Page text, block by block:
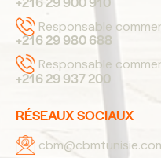
Responsable
+216 29 980 688
Responsable
+216 29 937 200
RÉSEAUX SOCIAUX